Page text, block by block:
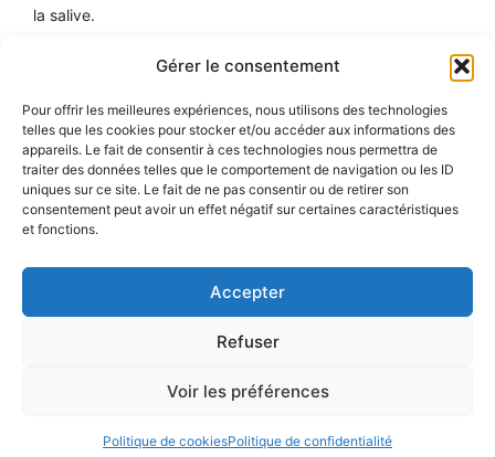
Gérer le consentement
Pour offrir les meilleures expériences, nous utilisons des technologies
telles que les cookies pour stocker et/ou accéder aux informations des
appareils. Le fait de consentir à ces technologies nous permettra de
traiter des données telles que le comportement de navigation ou les ID
uniques sur ce site. Le fait de ne pas consentir ou de retirer son
consentement peut avoir un effet négatif sur certaines caractéristiques
et fonctions.
Accepter
Refuser
Voir les préférences
Politique de cookiesPolitique de confidentialité
la salive.
L’anophèle femelle joue également un rôle dans la
différents arbovirus.
Les stades pré-imaginaux (œuf, larve, nymphe) sont
aquatiques. L’anophèle a donc besoin pour sa reproduction
de la présence de plans d’eau de surface calme et non
polluée. Larves et nymphes se tiennent à l’interface eau –
air ou elles viennent respirer l’oxygène de l’air. La larve est
omnivore, la nymphe ne se nourrit pas.
de Lorraine• Déclaration d’accessibilité
Politiques de confidentialité